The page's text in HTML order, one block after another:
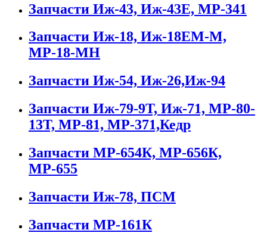
Запчасти Иж-43, Иж-43Е, МР-341
Запчасти Иж-18, Иж-18ЕМ-М,
МР-18-МН
Запчасти Иж-54, Иж-26,Иж-94
Запчасти Иж-79-9Т, Иж-71, МР-80-
13Т, МР-81, МР-371,Кедр
Запчасти МР-654К, МР-656К,
МР-655
Запчасти Иж-78, ПСМ
Запчасти МР-161К